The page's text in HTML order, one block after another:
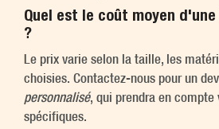
Quel est le coût moyen
?
Le prix varie selon la taille, les
choisies. Contactez-nous pour un
personnalisé, qui prendra en compte
spécifiques.